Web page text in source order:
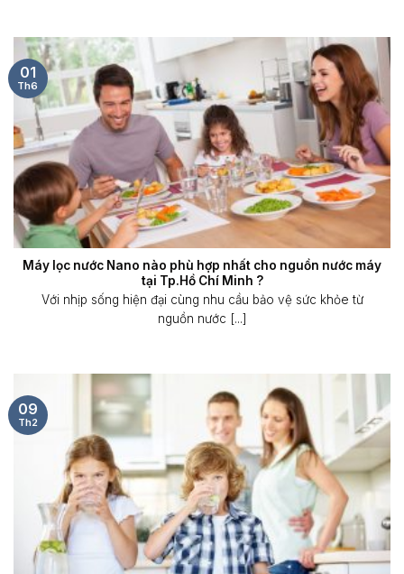
Máy lọc nước Nano nào phù hợp nhất cho nguồn nước máy
tại Tp.Hồ Chí Minh ?
Với nhịp sống hiện đại cùng nhu cầu bảo vệ sức khỏe từ
nguồn nước [...]
01
Th6
09
Th2